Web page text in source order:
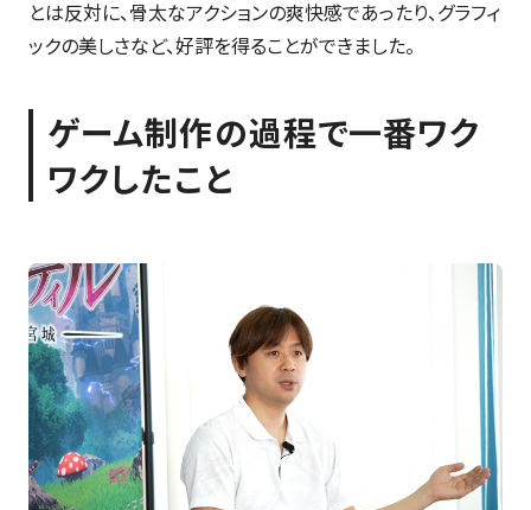
とは反対に、骨太なアクションの爽快感であったり、グラフィ
ックの美しさなど、好評を得ることができました。
ゲーム制作の過程で一番ワク
ワクしたこと